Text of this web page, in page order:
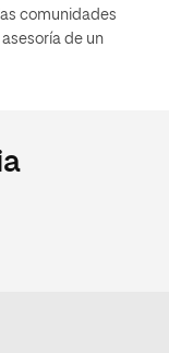
comunidades
de un